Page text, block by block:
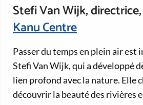
Stefi Van Wijk, directrice,
Kanu Centre
Passer du temps en plein air est
Stefi Van Wijk, qui a développé
lien profond avec la nature. Elle
découvrir la beauté des rivières